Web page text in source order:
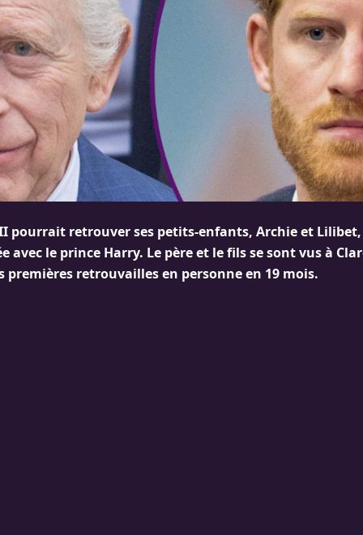
pourrait retrouver ses petits-enfants, Archie et Lilibet,
avec le prince Harry. Le père et le fils se sont vus à
retrouvailles en personne en 19 mois.